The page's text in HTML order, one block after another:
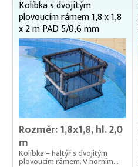
Kolíbka s dvojitým
plovoucím rámem 1,8 x 1,8
x 2 m PAD 5/0,6 mm
Rozměr: 1,8x1,8, hl. 2,0
m
Kolíbka – haltýř s dvojitým
plovoucím rámem. V horním...